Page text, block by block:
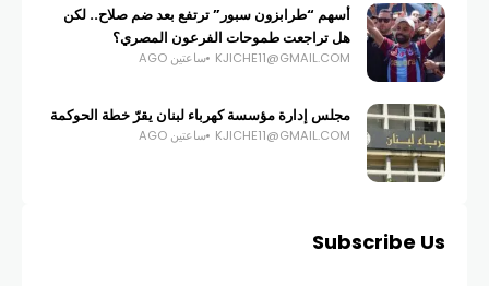
أسهم “طرابزون سبور” ترتفع بعد ضم صلاح.. لكن
هل تراجعت طموحات الفرعون المصري؟
KJICHE11@GMAIL.COM ساعتين AGO
مجلس إدارة مؤسسة كهرباء لبنان يقرّ خطة الحوكمة
KJICHE11@GMAIL.COM ساعتين AGO
Subscribe Us